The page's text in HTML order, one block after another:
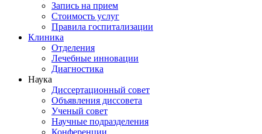
Запись на прием
Стоимость услуг
Правила госпитализации
Клиника
Отделения
Лечебные инновации
Диагностика
Наука
Диссертационный совет
Объявления диссовета
Ученый совет
Научные подразделения
Конференции